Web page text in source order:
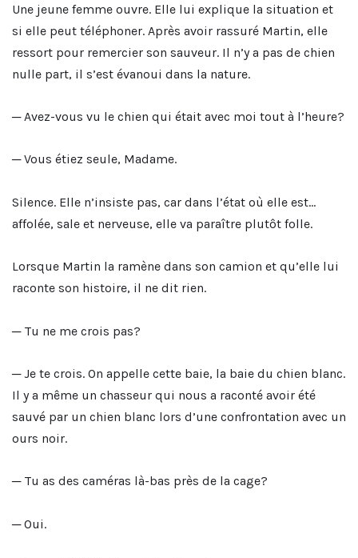
Une jeune femme ouvre. Elle lui explique la situation et
si elle peut téléphoner. Après avoir rassuré Martin, elle
ressort pour remercier son sauveur. Il n’y a pas de chien
nulle part, il s’est évanoui dans la nature.
─ Avez-vous vu le chien qui était avec moi tout à l’heure?
─ Vous étiez seule, Madame.
Silence. Elle n’insiste pas, car dans l’état où elle est…
affolée, sale et nerveuse, elle va paraître plutôt folle.
Lorsque Martin la ramène dans son camion et qu’elle lui
raconte son histoire, il ne dit rien.
─ Tu ne me crois pas?
─ Je te crois. On appelle cette baie, la baie du chien blanc.
Il y a même un chasseur qui nous a raconté avoir été
sauvé par un chien blanc lors d’une confrontation avec un
ours noir.
─ Tu as des caméras là-bas près de la cage?
─ Oui.